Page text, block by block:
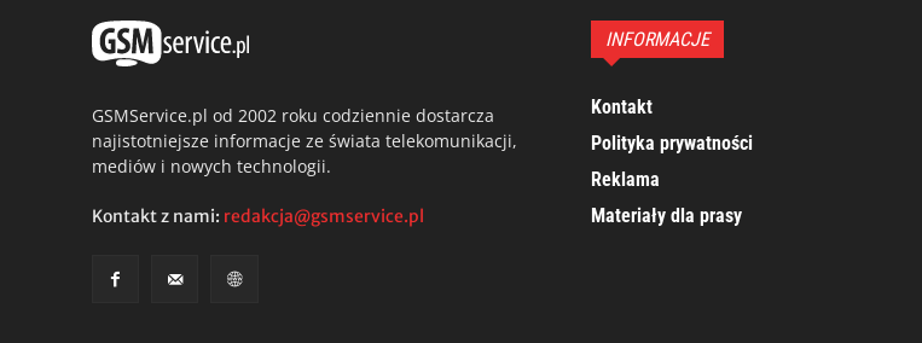
GSMService.pl od 2002 roku codziennie dostarcza
najistotniejsze informacje ze świata telekomunikacji,
mediów i nowych technologii.
Kontakt z nami: redakcja@gsmservice.pl
INFORMACJE
Kontakt
Polityka prywatności
Reklama
Materiały dla prasy